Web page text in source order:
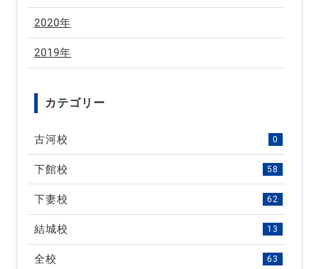
2020年
2019年
カテゴリー
古河校 0
下館校 58
下妻校 62
結城校 13
全校 63